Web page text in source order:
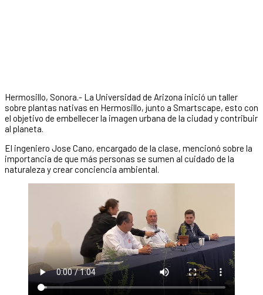
Hermosillo, Sonora.- La Universidad de Arizona inició un taller
sobre plantas nativas en Hermosillo, junto a Smartscape, esto con
el objetivo de embellecer la imagen urbana de la ciudad y contribuir
al planeta.
El ingeniero Jose Cano, encargado de la clase, mencionó sobre la
importancia de que más personas se sumen al cuidado de la
naturaleza y crear conciencia ambiental.